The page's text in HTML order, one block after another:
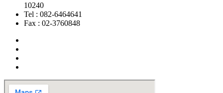
10240
Tel : 082-6464641
Fax : 02-3760848